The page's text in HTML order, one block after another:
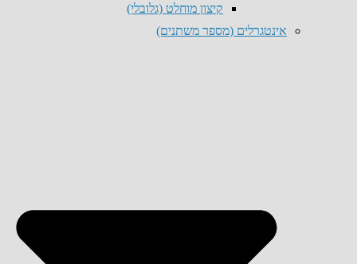
קיצון מוחלט (גלובלי)
אינטגרלים (מספר משתנים)